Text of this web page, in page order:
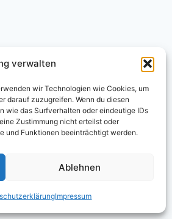
verwalten
wir Technologien wie Cookies, um
darauf zuzugreifen. Wenn du diesen
wie das Surfverhalten oder eindeutige IDs
Zustimmung nicht erteilst oder
und Funktionen beeinträchtigt werden.
Ablehnen
Impressum